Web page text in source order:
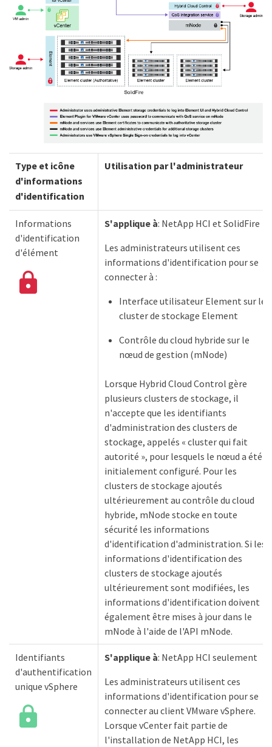
Type et icône
d'informations
d'identification
Utilisation par l'administrateur
Informations
d'identification
d'élément
S'applique à: NetApp HCI et SolidFire
Les administrateurs utilisent ces
informations d'identification pour se
connecter à :
Interface utilisateur Element sur le
cluster de stockage Element
Contrôle du cloud hybride sur le
nœud de gestion (mNode)
Lorsque Hybrid Cloud Control gère
plusieurs clusters de stockage, il
n'accepte que les identifiants
d'administration des clusters de
stockage, appelés « cluster qui fait
autorité », pour lesquels le nœud a été
initialement configuré. Pour les
clusters de stockage ajoutés
ultérieurement au contrôle du cloud
hybride, mNode stocke en toute
sécurité les informations
d'identification d'administration. Si les
informations d'identification des
clusters de stockage ajoutés
ultérieurement sont modifiées, les
informations d'identification doivent
également être mises à jour dans le
mNode à l'aide de l'API mNode.
Identifiants
d'authentification
unique vSphere
S'applique à: NetApp HCI seulement
Les administrateurs utilisent ces
informations d'identification pour se
connecter au client VMware vSphere.
Lorsque vCenter fait partie de
l'installation de NetApp HCI, les